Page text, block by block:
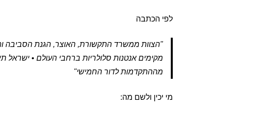
לפי הכתבה
"הצוות ממשרד התקשורת, האוצר, הגנת הסביבה
מקימים אנטנות סלולריות ברחבי העולם • ישראל
מההתקדמות לדור החמישי"
מי יכין ולשם מה: